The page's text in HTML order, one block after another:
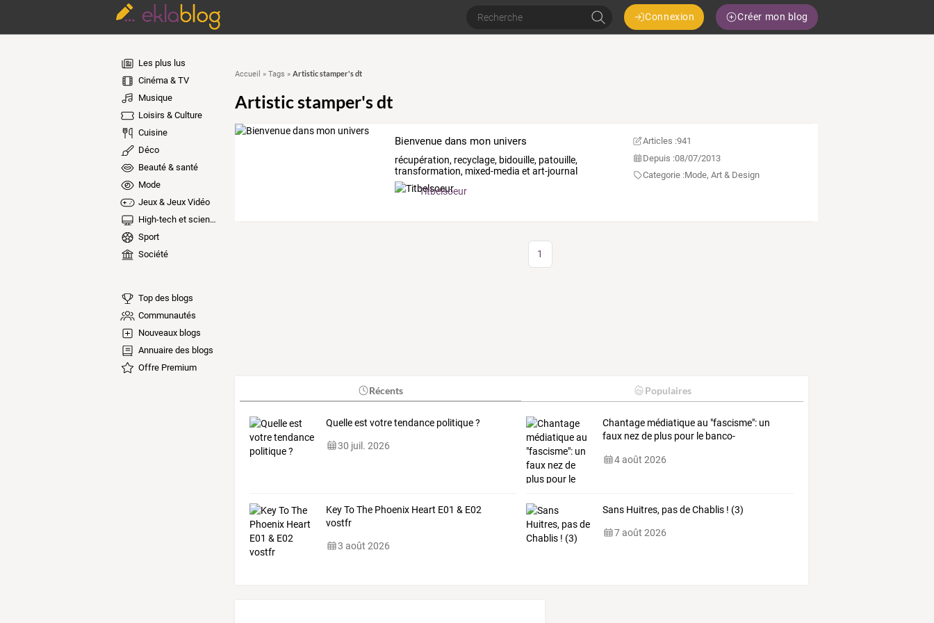
Connexion Créer mon blog
Les plus lus
Cinéma & TV
Musique
Loisirs & Culture
Cuisine
Déco
Beauté & santé
Mode
Jeux & Jeux Vidéo
High-tech et sciences
Sport
Société
Top des blogs
Communautés
Nouveaux blogs
Annuaire des blogs
Offre Premium
Accueil » Tags » Artistic stamper's dt
Artistic stamper's dt
Bienvenue dans mon univers
récupération, recyclage, bidouille, patouille,
transformation, mixed-media et art-journal
Titbelsoeur
Articles :941
Depuis :08/07/2013
Categorie :Mode, Art & Design
1
Récents Populaires
Quelle est votre tendance politique ?
30 juil. 2026
Chantage médiatique au "fascisme": un
faux nez de plus pour le banco-
4 août 2026
Key To The Phoenix Heart E01 & E02
vostfr
3 août 2026
Sans Huitres, pas de Chablis ! (3)
7 août 2026